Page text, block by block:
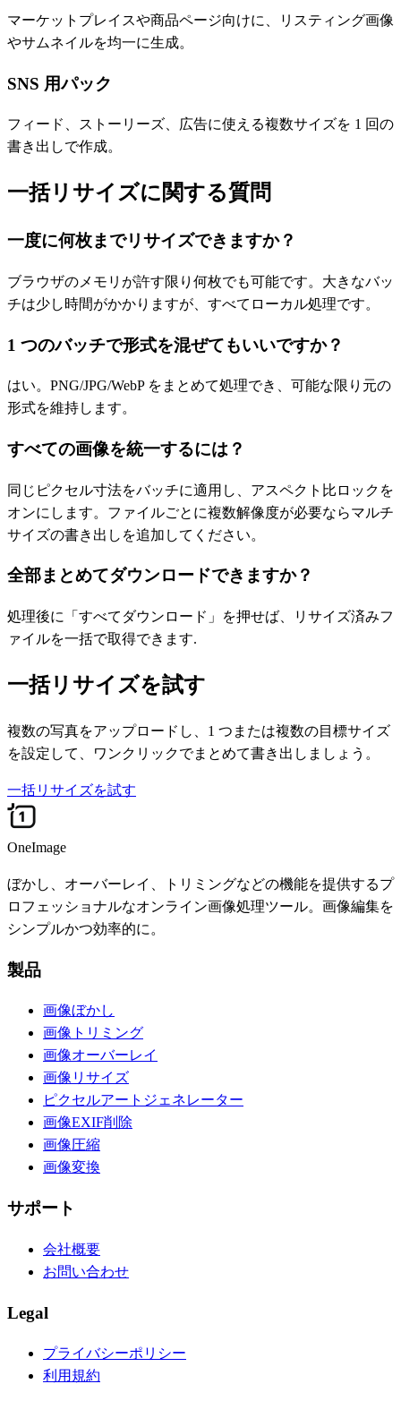
マーケットプレイスや商品ページ向けに、リスティング画像
やサムネイルを均一に生成。
SNS 用パック
フィード、ストーリーズ、広告に使える複数サイズを 1 回の
書き出しで作成。
一括リサイズに関する質問
一度に何枚までリサイズできますか？
ブラウザのメモリが許す限り何枚でも可能です。大きなバッ
チは少し時間がかかりますが、すべてローカル処理です。
1 つのバッチで形式を混ぜてもいいですか？
はい。PNG/JPG/WebP をまとめて処理でき、可能な限り元の
形式を維持します。
すべての画像を統一するには？
同じピクセル寸法をバッチに適用し、アスペクト比ロックを
オンにします。ファイルごとに複数解像度が必要ならマルチ
サイズの書き出しを追加してください。
全部まとめてダウンロードできますか？
処理後に「すべてダウンロード」を押せば、リサイズ済みフ
ァイルを一括で取得できます.
一括リサイズを試す
複数の写真をアップロードし、1 つまたは複数の目標サイズ
を設定して、ワンクリックでまとめて書き出しましょう。
一括リサイズを試す
OneImage
ぼかし、オーバーレイ、トリミングなどの機能を提供するプ
ロフェッショナルなオンライン画像処理ツール。画像編集を
シンプルかつ効率的に。
製品
画像ぼかし
画像トリミング
画像オーバーレイ
画像リサイズ
ピクセルアートジェネレーター
画像EXIF削除
画像圧縮
画像変換
サポート
会社概要
お問い合わせ
Legal
プライバシーポリシー
利用規約